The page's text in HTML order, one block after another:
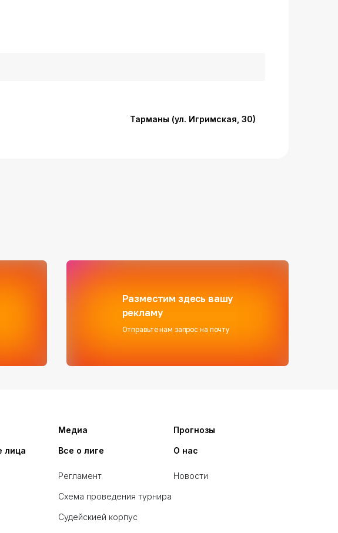
Тарманы (ул. Игримская, 30)
Разместим здесь вашу
рекламу
Отправьте нам запрос на почту
Все о лиге
Регламент
Схема проведения турнира
Судейскией корпус
Медиа Прогнозы
О нас
Новости
лица